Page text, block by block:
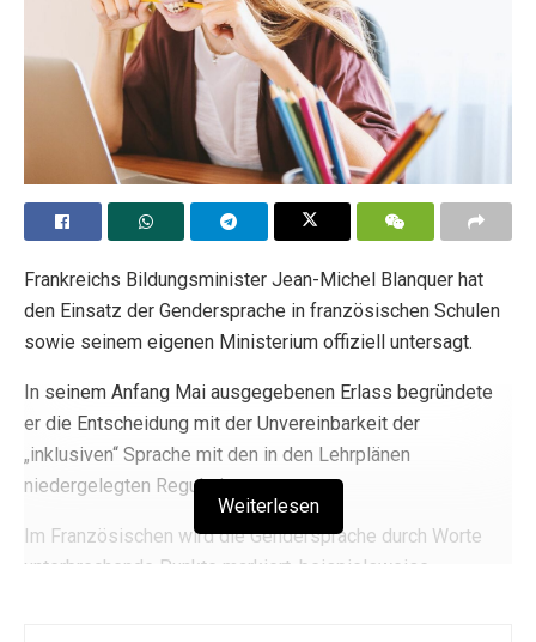
Frankreichs Bildungsminister Jean-Michel Blanquer hat
den Einsatz der Gendersprache in französischen Schulen
sowie seinem eigenen Ministerium offiziell untersagt.
In seinem Anfang Mai ausgegebenen Erlass begründete
er die Entscheidung mit der Unvereinbarkeit der
„inklusiven“ Sprache mit den in den Lehrplänen
niedergelegten Regularien.
Im Französischen wird die Gendersprache durch Worte
unterbrechende Punkte markiert, beispielsweise
Weiterlesen